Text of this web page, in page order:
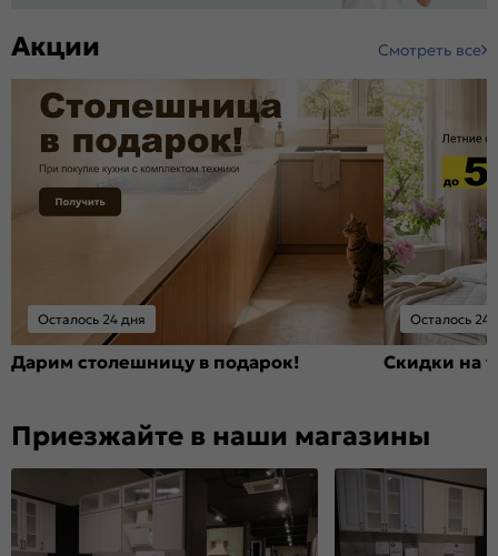
Акции Смотреть все
Осталось 24 дня
Дарим столешницу в подарок!
Осталось 24
Скидки на
Приезжайте в наши магазины